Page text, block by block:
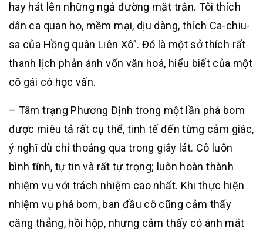
hay hát lên những ngả đường mặt trận. Tôi thích
dân ca quan họ, mềm mại, dịu dàng, thích Ca-chiu-
sa của Hồng quân Liên Xô”. Đó là một sở thích rất
thanh lịch phản ánh vốn văn hoá, hiểu biết của một
cô gái có học vấn.
– Tâm trạng Phương Định trong một lần phá bom
được miêu tả rất cụ thể, tinh tế đến từng cảm giác,
ý nghĩ dù chỉ thoáng qua trong giây lát. Cô luôn
bình tĩnh, tự tin và rất tự trọng; luôn hoàn thành
nhiệm vụ với trách nhiệm cao nhất. Khi thực hiện
nhiệm vụ phá bom, ban đầu cô cũng cảm thấy
căng thẳng, hồi hộp, nhưng cảm thấy có ánh mắt